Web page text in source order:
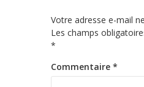
Votre adresse e-mail
Les champs
*
Commentaire *